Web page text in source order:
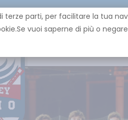
terze parti, per facilitare la tua
vuoi saperne di più o